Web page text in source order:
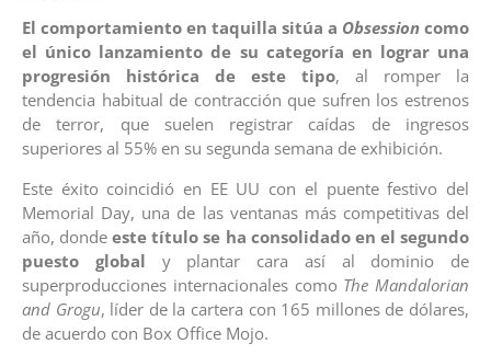
El comportamiento en taquilla sitúa a Obsession como
el único lanzamiento de su categoría en lograr una
progresión histórica de este tipo, al romper la
tendencia habitual de contracción que sufren los estrenos
de terror, que suelen registrar caídas de ingresos
superiores al 55% en su segunda semana de exhibición.
Este éxito coincidió en EE UU con el puente festivo del
Memorial Day, una de las ventanas más competitivas del
año, dondeeste título se ha consolidado en el segundo
puesto global y plantar cara así al dominio de
superproducciones internacionales como The Mandalorian
and Grogu, líder de la cartera con 165 millones de dólares,
de acuerdo con Box Office Mojo.